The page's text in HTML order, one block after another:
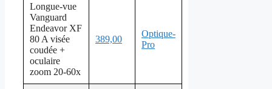
Longue-vue
Vanguard
Endeavor XF
80 A visée
coudée +
oculaire
zoom 20-60x
389,00
Optique-
Pro